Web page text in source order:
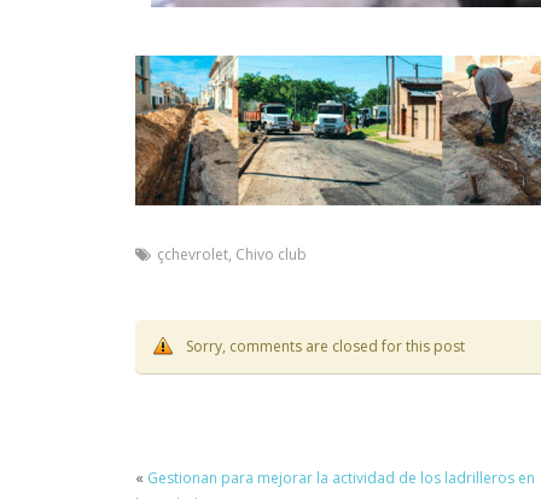
çchevrolet, Chivo club
Sorry, comments are closed for this post
« Gestionan para mejorar la actividad de los ladrilleros en